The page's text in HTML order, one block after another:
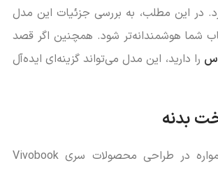
در این مطلب، به بررسی جزئیات این مدل
شما هوشمندانه‌تر شود. همچنین اگر قصد
را دارید، این مدل می‌تواند گزینه‌ای ایده‌آل
بدنه
شرکت ایسوس همواره در طراحی محصولات سری Vivobook